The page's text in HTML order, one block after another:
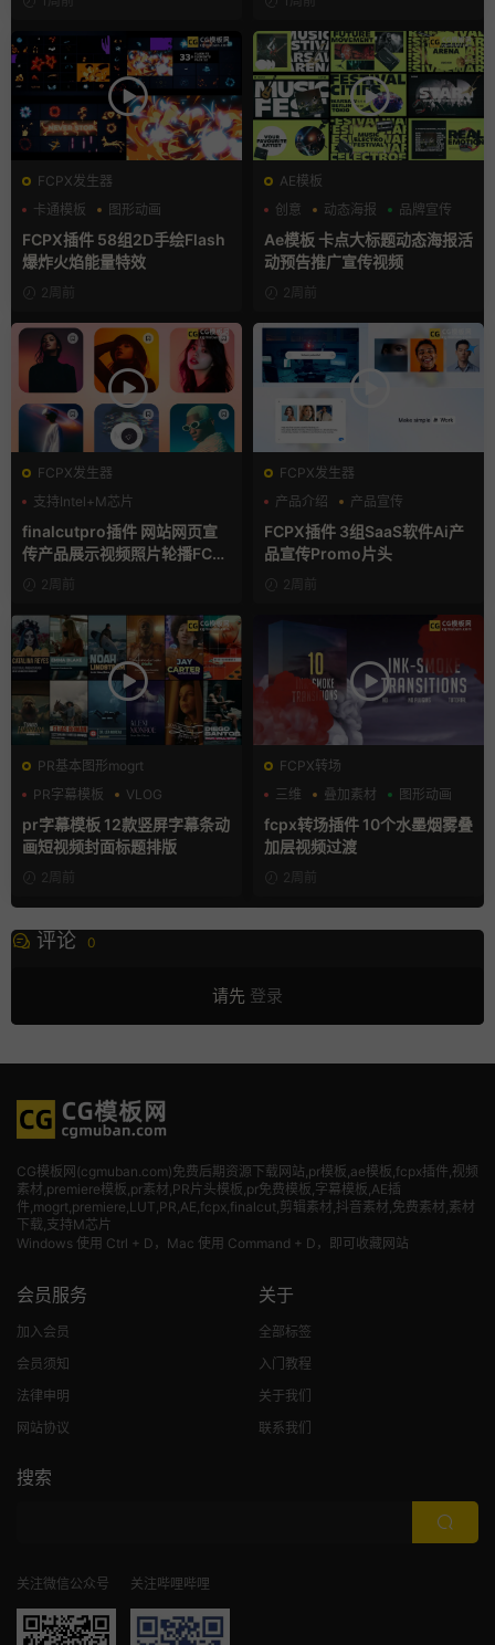
FCPX发生器
卡通模板
图形动画
手绘风
FCPX插件 58组2D手绘Flash
爆炸火焰能量特效
2周前
AE模板
创意
动态海报 品牌宣传
Ae模板 卡点大标题动态海报活
动预告推广宣传视频
2周前
FCPX发生器
支持Intel+M芯片
finalcutpro插件 网站网页宣
传产品展示视频照片轮播FCP
X插件
2周前
FCPX发生器
产品介绍
产品宣传
产品展示
FCPX插件 3组SaaS软件Ai产
品宣传Promo片头
2周前
PR基本图形mogrt
PR字幕模板
VLOG
人物介绍
pr字幕模板 12款竖屏字幕条动
画短视频封面标题排版
2周前
FCPX转场
三维
叠加素材 图形动画
fcpx转场插件 10个水墨烟雾叠
加层视频过渡
2周前
评论 0
请先 登录
CG模板网(cgmuban.com)免费后期资源下载网站,pr模板,ae模板,fcpx插件,视频
素材 ,premiere模板,pr素材,PR片头模板,pr免费模板,字幕模板,AE插
件,mogrt,premiere,LUT,PR,AE,fcpx,finalcut,剪辑素材,抖音素材,免费素材,素材
下载,支持M芯片
Windows 使用 Ctrl + D，Mac 使用 Command + D，即可收藏网站
会员服务
加入会员
会员须知
法律申明
网站协议
关于
全部标签
入门教程
关于我们
联系我们
搜索
关注微信公众号 关注哔哩哔哩